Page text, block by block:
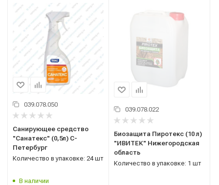
039.078.050
Санирующее средство
"Санатекс" (0,5л) С-
Петербург
Количество в упаковке: 24 шт
В наличии
039.078.022
Биозащита Пиротекс (10 л)
"ИВИТЕК" Нижегородская
область
Количество в упаковке: 1 шт